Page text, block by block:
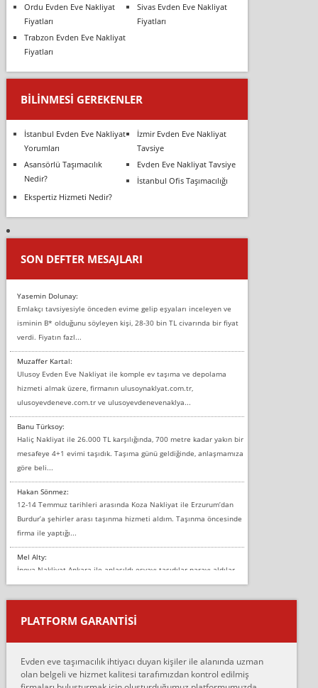
Ordu Evden Eve Nakliyat
Fiyatları
Sivas Evden Eve Nakliyat
Fiyatları
Trabzon Evden Eve Nakliyat
Fiyatları
BILINMESI GEREKENLER
İstanbul Evden Eve Nakliyat
Yorumları
İzmir Evden Eve Nakliyat
Tavsiye
Asansörlü Taşımacılık
Nedir?
Evden Eve Nakliyat Tavsiye
İstanbul Ofis Taşımacılığı
Ekspertiz Hizmeti Nedir?
SON DEFTER MESAJLARI
Yasemin Dolunay:
Emlakçı tavsiyesiyle önceden evime gelip eşyaları inceleyen ve
isminin B* olduğunu söyleyen kişi, 28-30 bin TL civarında bir fiyat
verdi. Fiyatın fazl...
Muzaffer Kartal:
Ulusoy Evden Eve Nakliyat ile komple ev taşıma ve depolama
hizmeti almak üzere, firmanın ulusoynaklyat.com.tr,
ulusoyevdeneve.com.tr ve ulusoyevdenevenaklya...
Banu Türksoy:
Haliç Nakliyat ile 26.000 TL karşılığında, 700 metre kadar yakın bir
mesafeye 4+1 evimi taşıdık. Taşıma günü geldiğinde, anlaşmamıza
göre beli...
Hakan Sönmez:
12-14 Temmuz tarihleri arasında Koza Nakliyat ile Erzurum’dan
Burdur’a şehirler arası taşınma hizmeti aldım. Taşınma öncesinde
firma ile yaptığı...
Mel Alty:
İnova Nakliyat Ankara ile anlaşıldı eşyayı taşıdılar parayı aldılar.
Salon duvarına bir baktım birisi boydan alüminyum renkli bantı
yapıştırm...
Murat:
çalıştıklarını, müş...
PLATFORM GARANTİSİ
Evden eve taşımacılık ihtiyacı duyan kişiler ile alanında uzman
olan belgeli ve hizmet kalitesi tarafımızdan kontrol edilmiş